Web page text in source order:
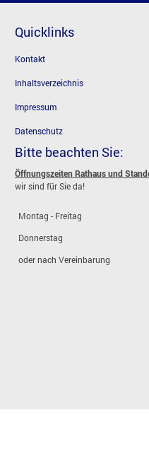
Quicklinks
Kontakt
Inhaltsverzeichnis
Impressum
Datenschutz
Bitte beachten Sie:
Öffnungszeiten Rathaus und
wir sind für Sie da!
Montag - Freitag
Donnerstag
oder nach Vereinbarung